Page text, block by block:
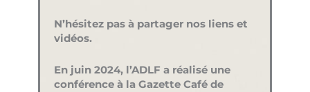
N’hésitez pas à partager nos liens et
vidéos.
En juin 2024, l’ADLF a réalisé une
conférence à la Gazette Café de